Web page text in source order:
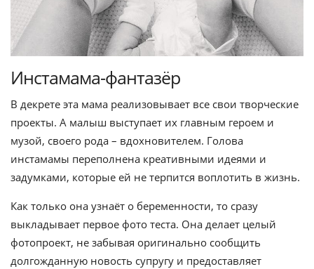
Инстамама-фантазёр
В декрете эта мама реализовывает все свои творческие
проекты. А малыш выступает их главным героем и
музой, своего рода – вдохновителем. Голова
инстамамы переполнена креативными идеями и
задумками, которые ей не терпится воплотить в жизнь.
Как только она узнаёт о беременности, то сразу
выкладывает первое фото теста. Она делает целый
фотопроект, не забывая оригинально сообщить
долгожданную новость супругу и предоставляет